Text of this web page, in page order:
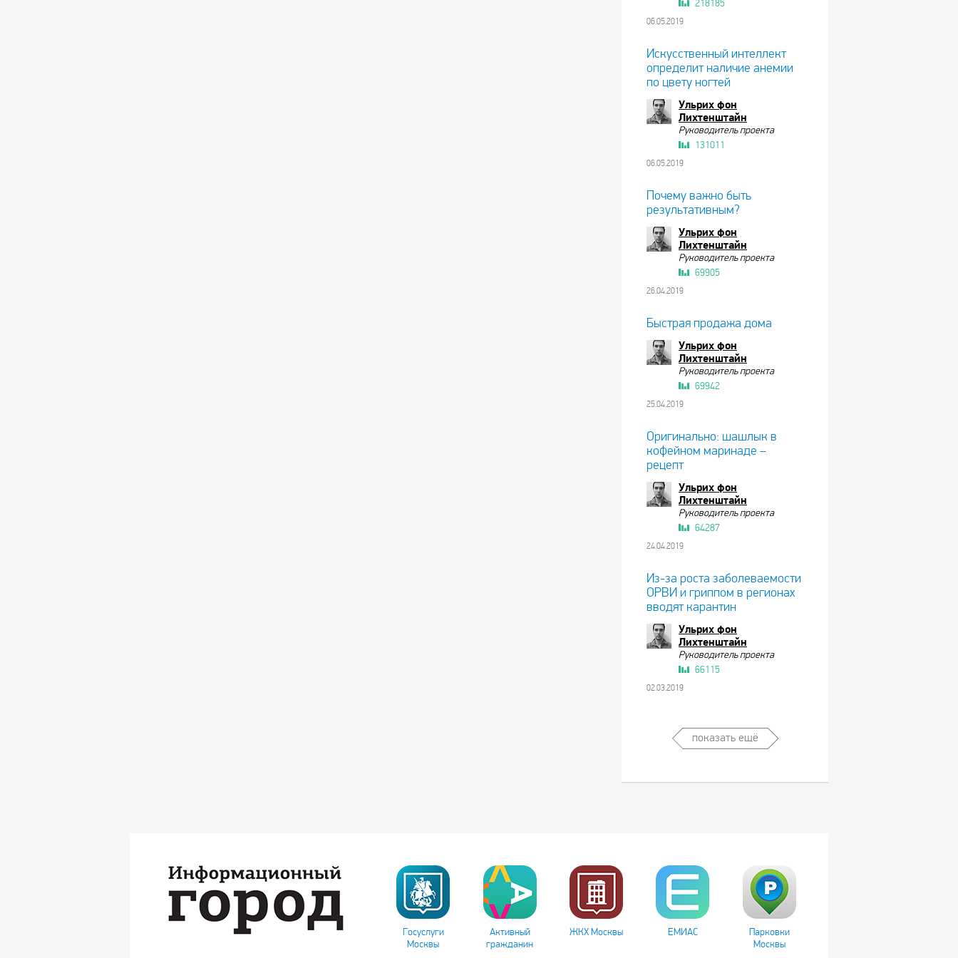
218185
06.05.2019
Искусственный интеллект
определит наличие анемии
по цвету ногтей
Ульрих фон
Лихтенштайн
Руководитель проекта
131011
06.05.2019
Почему важно быть
результативным?
Ульрих фон
Лихтенштайн
Руководитель проекта
69905
26.04.2019
Быстрая продажа дома
Ульрих фон
Лихтенштайн
Руководитель проекта
69942
25.04.2019
Оригинально: шашлык в
кофейном маринаде –
рецепт
Ульрих фон
Лихтенштайн
Руководитель проекта
64287
24.04.2019
Из-за роста заболеваемости
ОРВИ и гриппом в регионах
вводят карантин
Ульрих фон
Лихтенштайн
Руководитель проекта
66115
02.03.2019
показать ещё
Госуслуги
Москвы
Активный
гражданин
ЖКХ Москвы ЕМИАС
Парковки
Москвы